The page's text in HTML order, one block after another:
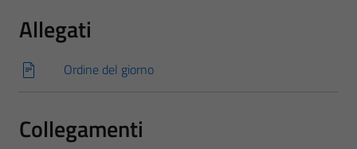
Allegati
Ordine del giorno
Collegamenti